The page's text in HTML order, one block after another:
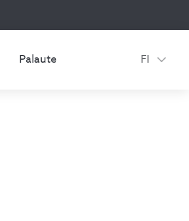
Palaute FI